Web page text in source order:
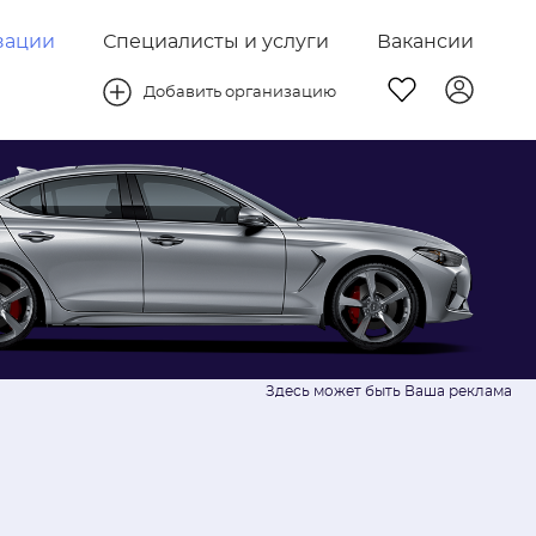
Специалисты и услуги Вакансии
Добавить организацию